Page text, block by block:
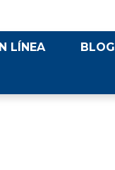
LÍNEA BLOG